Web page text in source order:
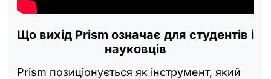
Що вихід Prism означає для студентів і
науковців
Prism позиціонується як інструмент, який